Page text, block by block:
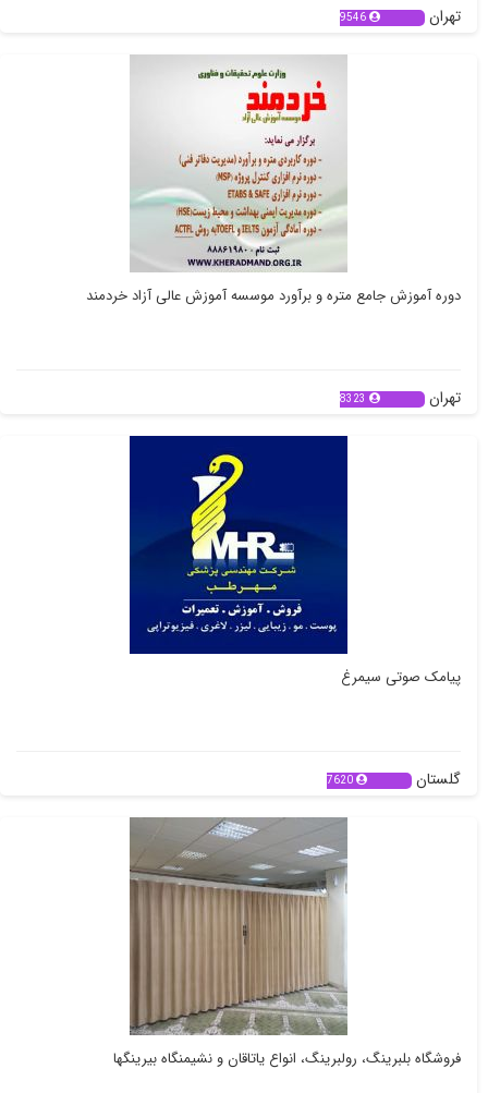
تهران 9546
دوره آموزش جامع متره و برآورد موسسه آموزش عالی آزاد خردمند
تهران 8323
پیامک صوتی سیمرغ
گلستان 7620
فروشگاه بلبرینگ، رولبرینگ، انواع یاتاقان و نشیمنگاه بیرینگها